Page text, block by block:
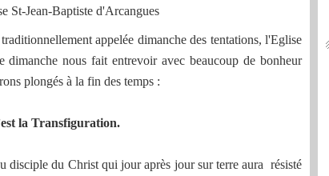
St-Jean-Baptiste d'Arcangues
appelée dimanche des tentations, l'Eglise
nous fait entrevoir avec beaucoup de bonheur
plongés à la fin des temps :
la Transfiguration.
disciple du Christ qui jour après jour sur terre aura résisté